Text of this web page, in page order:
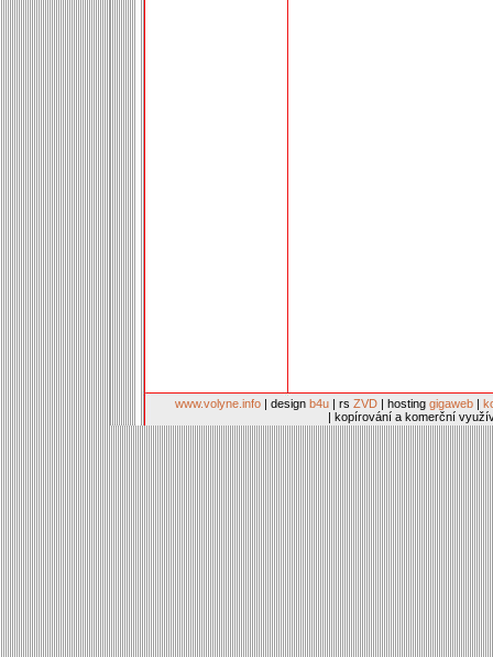
www.volyne.info | design b4u | rs ZVD | hosting gigaweb |
| kopírování a komerční